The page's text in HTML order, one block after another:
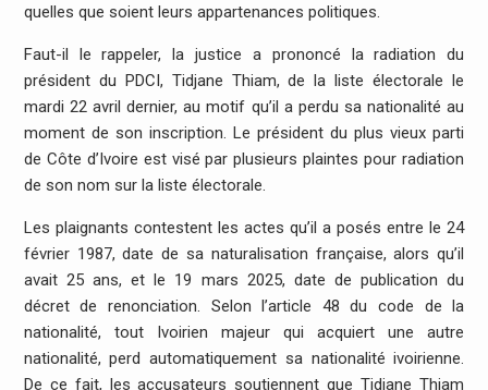
quelles que soient leurs appartenances politiques.
Faut-il le rappeler, la justice a prononcé la radiation du
président du PDCI, Tidjane Thiam, de la liste électorale le
mardi 22 avril dernier, au motif qu’il a perdu sa nationalité au
moment de son inscription. Le président du plus vieux parti
de Côte d’Ivoire est visé par plusieurs plaintes pour radiation
de son nom sur la liste électorale.
Les plaignants contestent les actes qu’il a posés entre le 24
février 1987, date de sa naturalisation française, alors qu’il
avait 25 ans, et le 19 mars 2025, date de publication du
décret de renonciation. Selon l’article 48 du code de la
nationalité, tout Ivoirien majeur qui acquiert une autre
nationalité, perd automatiquement sa nationalité ivoirienne.
De ce fait, les accusateurs soutiennent que Tidjane Thiam